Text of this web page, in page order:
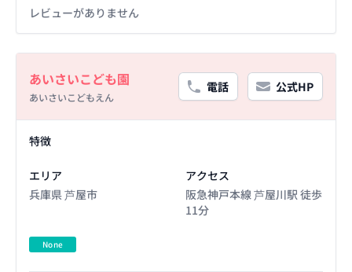
レビューがありません
あいさいこども園
あいさいこどもえん
電話 公式HP
特徴
エリア
兵庫県 芦屋市
アクセス
阪急神戸本線 芦屋川駅 徒歩
11分
None